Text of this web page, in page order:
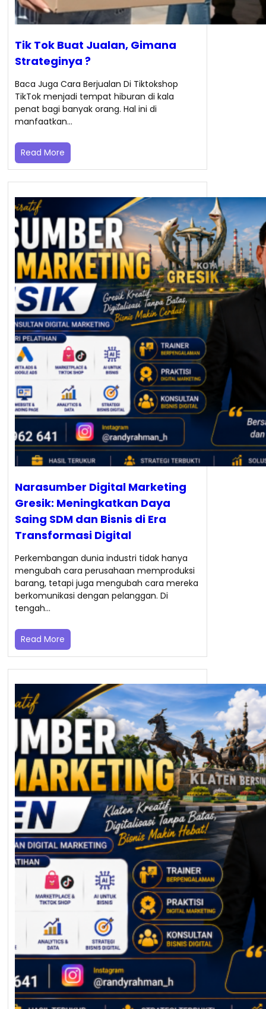
Tik Tok Buat Jualan, Gimana
Strateginya ?
Baca Juga Cara Berjualan Di Tiktokshop
TikTok menjadi tempat hiburan di kala
penat bagi banyak orang. Hal ini di
manfaatkan…
Read More
Narasumber Digital Marketing
Gresik: Meningkatkan Daya
Saing SDM dan Bisnis di Era
Transformasi Digital
Perkembangan dunia industri tidak hanya
mengubah cara perusahaan memproduksi
barang, tetapi juga mengubah cara mereka
berkomunikasi dengan pelanggan. Di
tengah…
Read More